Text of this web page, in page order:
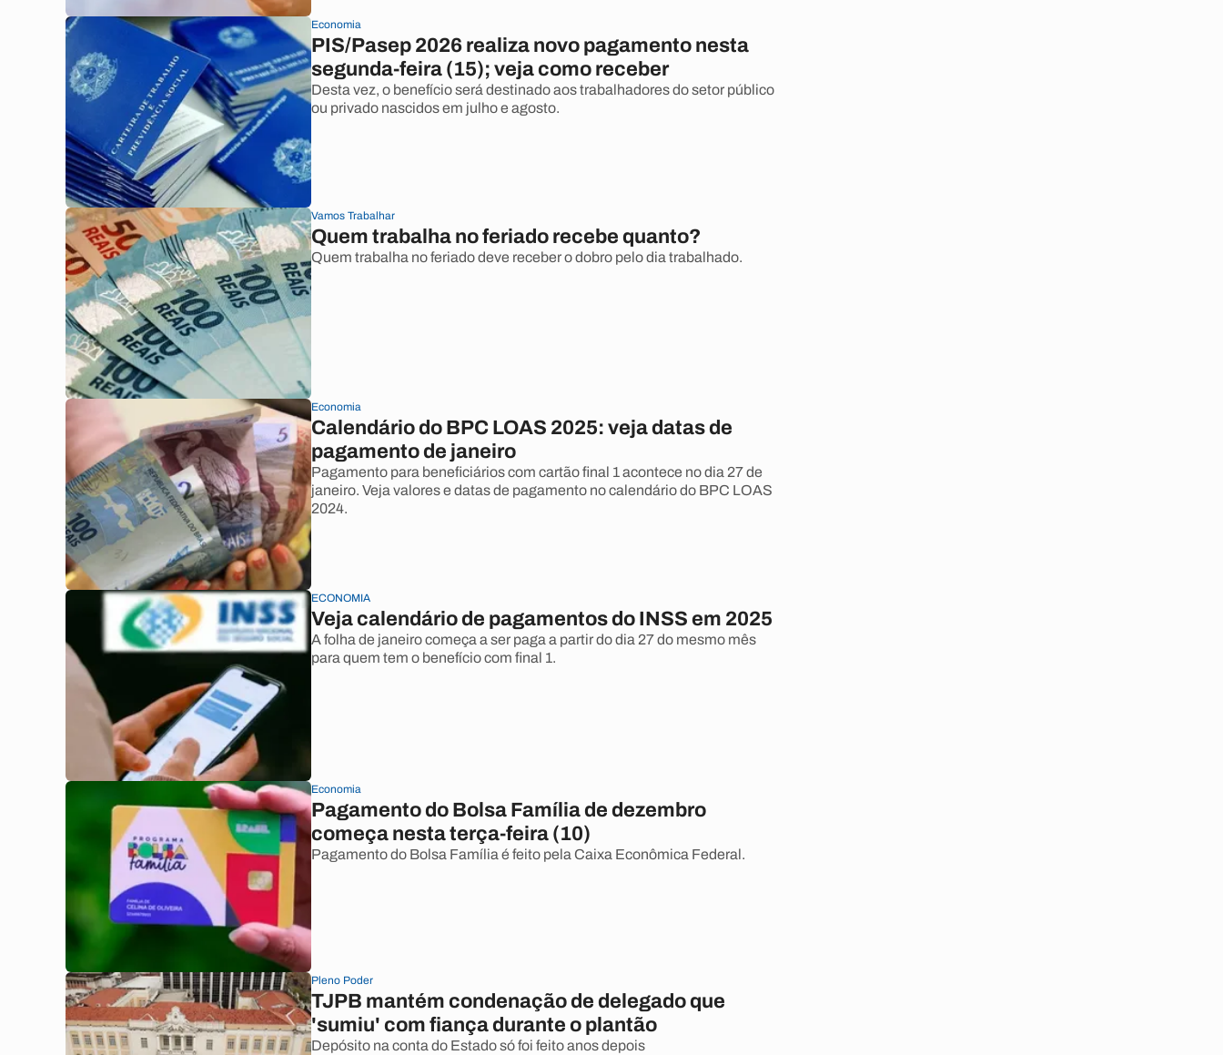
Economia
PIS/Pasep 2026 realiza novo pagamento nesta
segunda-feira (15); veja como receber
Desta vez, o benefício será destinado aos trabalhadores do setor público
ou privado nascidos em julho e agosto.
Vamos Trabalhar
Quem trabalha no feriado recebe quanto?
Quem trabalha no feriado deve receber o dobro pelo dia trabalhado.
Economia
Calendário do BPC LOAS 2025: veja datas de
pagamento de janeiro
Pagamento para beneficiários com cartão final 1 acontece no dia 27 de
janeiro. Veja valores e datas de pagamento no calendário do BPC LOAS
2024.
ECONOMIA
Veja calendário de pagamentos do INSS em 2025
A folha de janeiro começa a ser paga a partir do dia 27 do mesmo mês
para quem tem o benefício com final 1.
Economia
Pagamento do Bolsa Família de dezembro
começa nesta terça-feira (10)
Pagamento do Bolsa Família é feito pela Caixa Econômica Federal.
Pleno Poder
TJPB mantém condenação de delegado que
'sumiu' com fiança durante o plantão
Depósito na conta do Estado só foi feito anos depois